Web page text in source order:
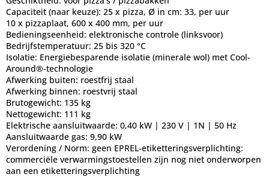
Capaciteit (naar keuze): 25 x pizza, Ø in cm: 33, per uur
10 x pizzaplaat, 600 x 400 mm, per uur
Bedieningseenheid: elektronische controle (linksvoor)
Bedrijfstemperatuur: 25 bis 320 °C
Isolatie: Energiebesparende isolatie (minerale wol) met Cool-
Around®-technologie
Afwerking buiten: roestfrij staal
Afwerking binnen: roestvrij staal
Brutogewicht: 135 kg
Nettogewicht: 111 kg
Elektrische aansluitwaarde: 0,40 kW | 230 V | 1N | 50 Hz
Aansluitwaarde gas: 9,90 kW
Verordening / Norm: geen EPREL-etiketteringsverplichting:
commerciële verwarmingstoestellen zijn nog niet onderworpen
aan een etiketteringsverplichting